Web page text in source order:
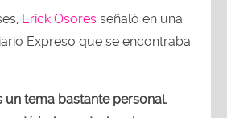
Erick Osores señaló en una
Expreso que se encontraba
un tema bastante personal.